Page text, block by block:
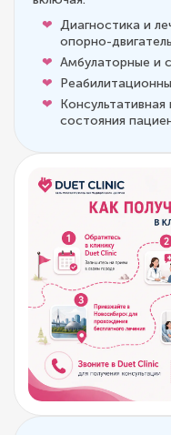
Диагностика и
опорно-
Амбулаторные и
состояния